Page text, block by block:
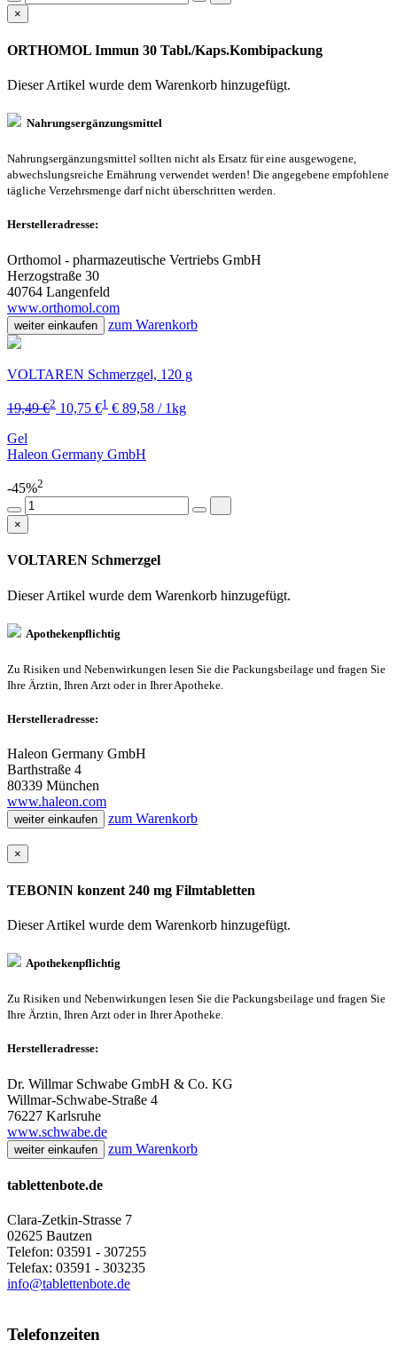
×
ORTHOMOL Immun 30 Tabl./Kaps.Kombipackung
Dieser Artikel wurde dem Warenkorb hinzugefügt.
Nahrungsergänzungsmittel
Nahrungsergänzungsmittel sollten nicht als Ersatz für eine ausgewogene,
abwechslungsreiche Ernährung verwendet werden! Die angegebene empfohlene
tägliche Verzehrsmenge darf nicht überschritten werden.
Herstelleradresse:
Orthomol - pharmazeutische Vertriebs GmbH
Herzogstraße 30
40764 Langenfeld
www.orthomol.com
weiter einkaufen zum Warenkorb
VOLTAREN Schmerzgel, 120 g
19,49 €2 10,75 €1 € 89,58 / 1kg
Gel
Haleon Germany GmbH
-45%2
×
VOLTAREN Schmerzgel
Dieser Artikel wurde dem Warenkorb hinzugefügt.
Apothekenpflichtig
Zu Risiken und Nebenwirkungen lesen Sie die Packungsbeilage und fragen Sie
Ihre Ärztin, Ihren Arzt oder in Ihrer Apotheke.
Herstelleradresse:
Haleon Germany GmbH
Barthstraße 4
80339 München
www.haleon.com
weiter einkaufen zum Warenkorb
×
TEBONIN konzent 240 mg Filmtabletten
Dieser Artikel wurde dem Warenkorb hinzugefügt.
Apothekenpflichtig
Zu Risiken und Nebenwirkungen lesen Sie die Packungsbeilage und fragen Sie
Ihre Ärztin, Ihren Arzt oder in Ihrer Apotheke.
Herstelleradresse:
Dr. Willmar Schwabe GmbH & Co. KG
Willmar-Schwabe-Straße 4
76227 Karlsruhe
www.schwabe.de
weiter einkaufen zum Warenkorb
tablettenbote.de
Clara-Zetkin-Strasse 7
02625 Bautzen
Telefon: 03591 - 307255
Telefax: 03591 - 303235
info@tablettenbote.de
Telefonzeiten